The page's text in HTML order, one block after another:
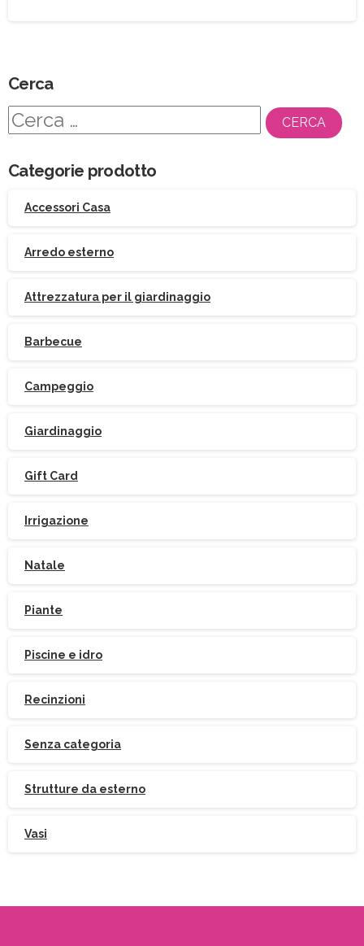
Cerca
Ricerca
Categorie prodotto
Accessori Casa
Arredo esterno
Attrezzatura per il giardinaggio
Barbecue
Campeggio
Giardinaggio
Gift Card
Irrigazione
Natale
Piante
Piscine e idro
Recinzioni
Senza categoria
Strutture da esterno
Vasi
Iscriviti
Indirizzo email:
Accetto le condizioni generali di utilizzo e di